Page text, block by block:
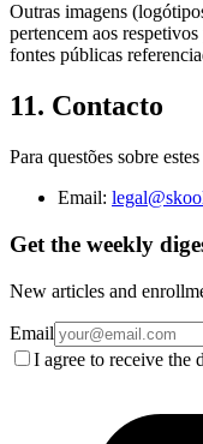
Outras imagens
pertencem aos
fontes públicas
11. Contacto
Para questões sobre
Email:
Get the weekly
New articles and
Email
I agree to receive the